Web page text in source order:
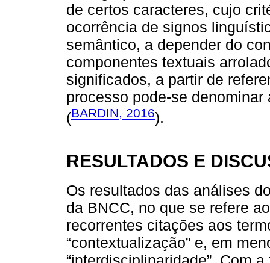
de certos caracteres, cujo
ocorrência de signos
semântico, a depender do
componentes textuais
significados, a partir de
processo pode-se
(BARDIN, 2016).
RESULTADOS E
Os resultados das análises
da BNCC, no que se refere
recorrentes citações aos
“contextualização” e, em